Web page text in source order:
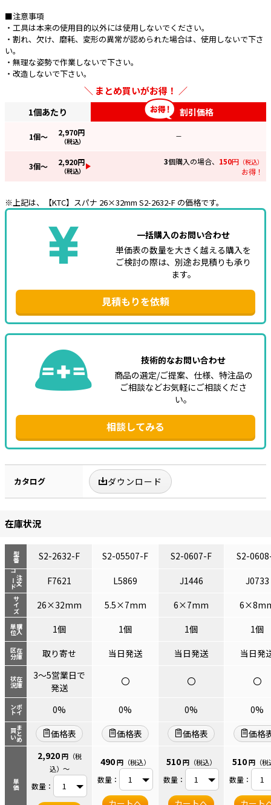
■注意事項
・工具は本来の使用目的以外には使用しないでください。
・割れ、欠け、磨耗、変形の異常が認められた場合は、使用しないで下さ
い。
・無理な姿勢で作業しないで下さい。
・改造しないで下さい。
まとめ買いがお得！
1個あたり 割引価格
1個～ 2,970円
（税込）
—
3個～ 2,920円
（税込）
3個購入の場合、 150円 （税込）
お得！
※上記は、【KTC】スパナ 26×32mm S2-2632-F の価格です。
一括購入のお問い合わせ
単価表の数量を大きく越える購入を
ご検討の際は、別途お見積りも承り
ます。
見積もりを依頼
技術的なお問い合わせ
商品の選定/ご提案、仕様、特注品の
ご相談などお気軽にご相談くださ
い。
相談してみる
カタログ ダウンロード
在庫状況
型番
注文
コード
サイズ
購入
単位
在庫
区分
在庫
状況
ポイ
ント
まとめ
買い
単価
S2-2632-F S2-05507-F S2-0607-F S2-
F7621 L5869 J1446
J0733
26×32mm
5.5×7mm 6×7mm
1個
1個 1個
1個
取り寄せ
当日発送 当日発送
当日発
3～5営業日で
発送
〇 〇 〇
0% 0% 0%
0%
価格表
価格表 価格表
価格
2,920 円（税
込） ～
数量：
490円 （税込）
数量：
510円 （税込）
数量：
510円 （
数量：